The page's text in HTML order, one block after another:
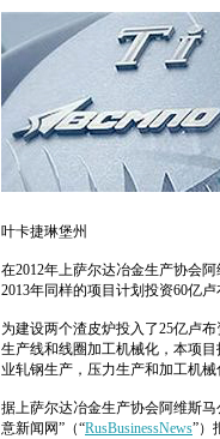
叶卡捷琳堡州
在2012年上萨尔达冶金生产协会
2013年同样的项目计划投资60亿卢
为建设两个渣皮炉投入了25亿卢
生产线和线圈加工机械化，本项
业轧钢生产，压力生产和加工机械
据上萨尔达冶金生产协会阿维斯
意新闻网”（“RusBusinessNews”）